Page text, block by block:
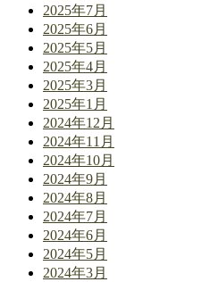
2025年7月
2025年6月
2025年5月
2025年4月
2025年3月
2025年1月
2024年12月
2024年11月
2024年10月
2024年9月
2024年8月
2024年7月
2024年6月
2024年5月
2024年3月